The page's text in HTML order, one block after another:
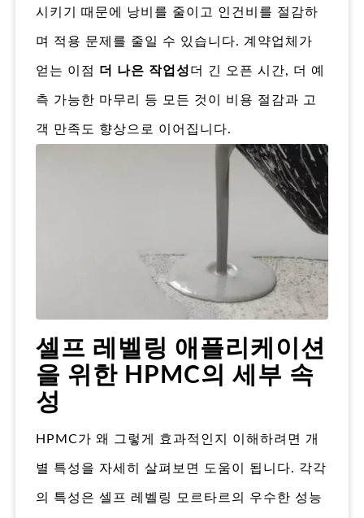
시키기 때문에 낭비를 줄이고 인건비를 절감하
며 적용 문제를 줄일 수 있습니다. 계약업체가
얻는 이점 더 나은 작업성더 긴 오픈 시간, 더 예
측 가능한 마무리 등 모든 것이 비용 절감과 고
객 만족도 향상으로 이어집니다.
셀프 레벨링 애플리케이션
을 위한 HPMC의 세부 속
성
HPMC가 왜 그렇게 효과적인지 이해하려면 개
별 특성을 자세히 살펴보면 도움이 됩니다. 각각
의 특성은 셀프 레벨링 모르타르의 우수한 성능